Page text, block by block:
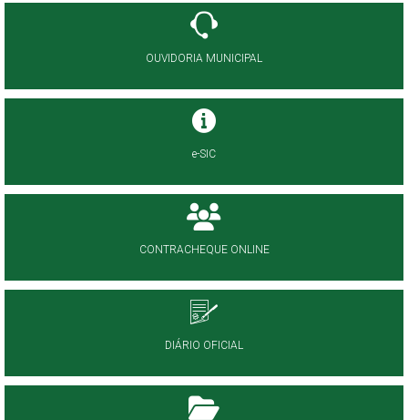
OUVIDORIA MUNICIPAL
e-SIC
CONTRACHEQUE ONLINE
DIÁRIO OFICIAL